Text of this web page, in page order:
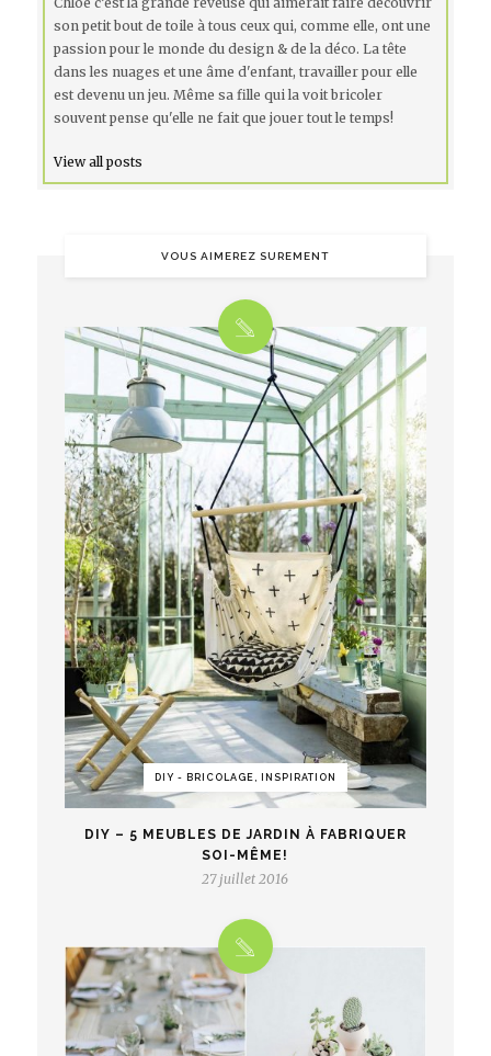
son petit bout de toile à tous ceux qui, comme elle, ont une
passion pour le monde du design & de la déco. La tête
dans les nuages et une âme d'enfant, travailler pour elle
est devenu un jeu. Même sa fille qui la voit bricoler
souvent pense qu'elle ne fait que jouer tout le temps!
View all posts
VOUS AIMEREZ SUREMENT
DIY - BRICOLAGE, INSPIRATION
DIY – 5 MEUBLES DE JARDIN À FABRIQUER
SOI-MÊME!
27 juillet 2016